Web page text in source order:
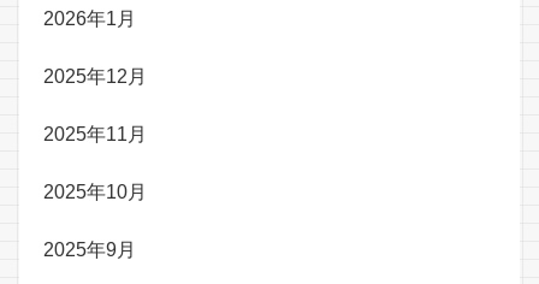
2026年1月
2025年12月
2025年11月
2025年10月
2025年9月